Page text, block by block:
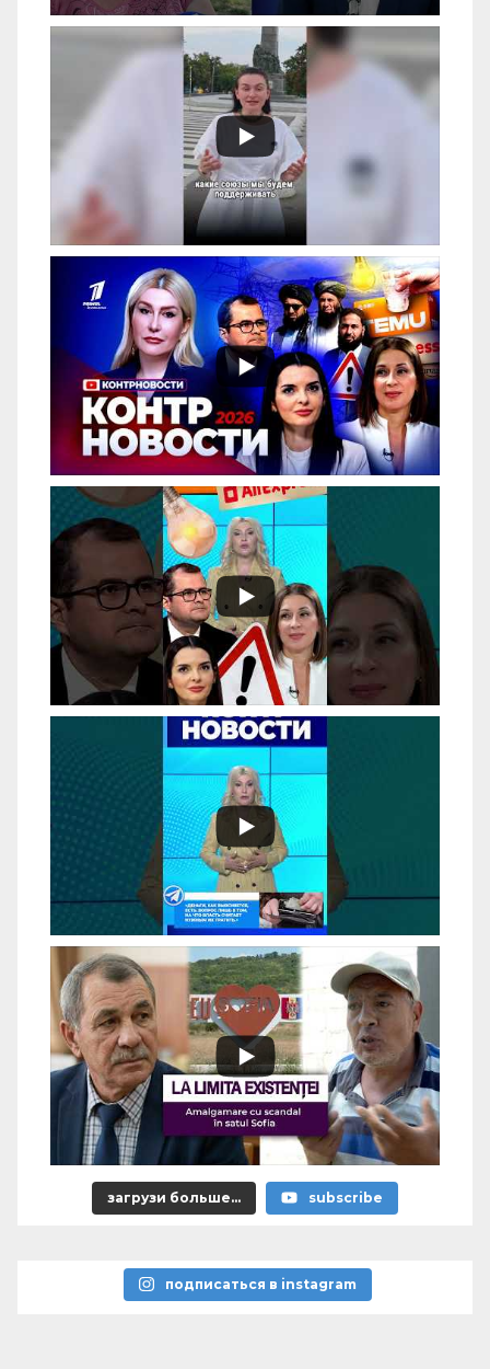
загрузи больше... subscribe
подписаться в instagram